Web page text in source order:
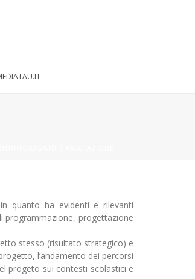
quanto ha evidenti e rilevanti
programmazione, progettazione
stesso (risultato strategico) e
l’andamento dei percorsi
progeto sui contesti scolastici e